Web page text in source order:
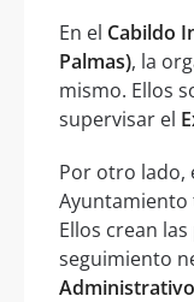
En el Cabildo
Palmas), la
mismo. Ellos
supervisar el
Por otro lado,
Ayuntamiento
Ellos crean
seguimiento
Administrativo